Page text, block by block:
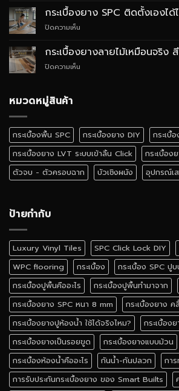
ต่าง
ยาง
SPC
Luxury
กระเบื้องยาง SPC ติดตั้งเองได้
ปิดความเห็น
ยาง
SPC
กระเบื้องยางลายไม้เหมือนจริง
ปิดความเห็น
สี
ไหน
ดี
หมวดหมู่สินค้า
กระเบื้องพื้น SPC กระเบื้องยาง DIY
กระเบื้
กระเบื้องยาง LVT ระบบเข้าลิ้น Click
กระเบื้อง
ตัวจบ - ตัวครอบฉาก
บัวเชิงผนัง อุปกรณ์เ
ป้ายกำกับ
Luxury Vinyl Tiles SPC Click Lock DIY
WPC flooring
กระเบื้อง
กระเบื้อง SPC ปู
กระเบื้องปูพื้นคืออะไร
กระเบื้องปูพื้นทำมาจาก
กระเบื้องยาง SPC หนา 8 mm
กระเบื้องยาง
กระเบื้องยางปูห้องน้ำ ใช้ได้จริงไหม?
กระเบื้อง
กระเบื้องยางเป็นรอยขูด
กระเบื้องยางแบบม้วน
กระเบื้องห้องน้ำคืออะไร
กันน้ำ-กันปลวก
กา
การรับประกันกระเบื้องยาง ของ Smart Builts